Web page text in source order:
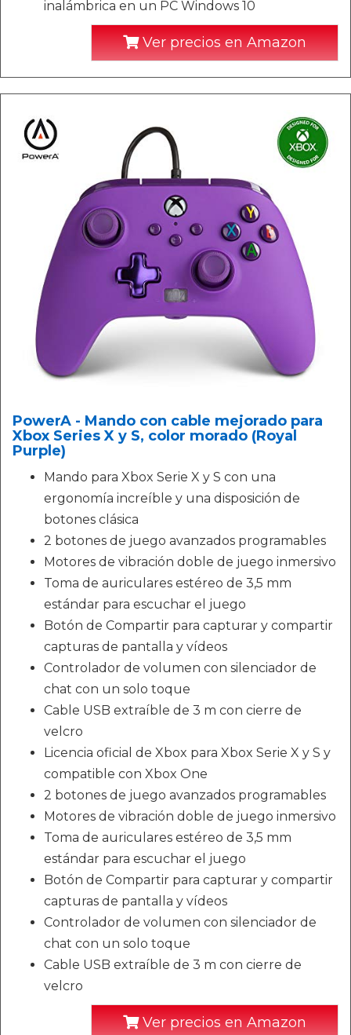
inalámbrica en un PC Windows 10
Ver precios en Amazon
PowerA - Mando con cable mejorado para
Xbox Series X y S, color morado (Royal
Purple)
Mando para Xbox Serie X y S con una
ergonomía increíble y una disposición de
botones clásica
2 botones de juego avanzados programables
Motores de vibración doble de juego inmersivo
Toma de auriculares estéreo de 3,5 mm
estándar para escuchar el juego
Botón de Compartir para capturar y compartir
capturas de pantalla y vídeos
Controlador de volumen con silenciador de
chat con un solo toque
Cable USB extraíble de 3 m con cierre de
velcro
Licencia oficial de Xbox para Xbox Serie X y S y
compatible con Xbox One
2 botones de juego avanzados programables
Motores de vibración doble de juego inmersivo
Toma de auriculares estéreo de 3,5 mm
estándar para escuchar el juego
Botón de Compartir para capturar y compartir
capturas de pantalla y vídeos
Controlador de volumen con silenciador de
chat con un solo toque
Cable USB extraíble de 3 m con cierre de
velcro
Ver precios en Amazon